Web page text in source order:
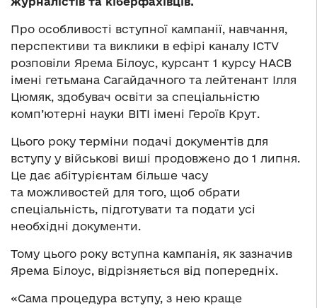
Про особливості вступної кампанії, навчання,
перспективи та виклики в ефірі каналу ICTV
розповіли Ярема Білоус, курсант 1 курсу НАСВ
імені гетьмана Сагайдачного та лейтенант Ілля
Цюмяк, здобувач освіти за спеціальністю
комп’ютерні науки ВІТІ імені Героїв Крут.
Цього року терміни подачі документів для
вступу у військові виші продовжено до 1 липня.
Це дає абітурієнтам більше часу
та можливостей для того, щоб обрати
спеціальність, підготувати та подати усі
необхідні документи.
Тому цього року вступна кампанія, як зазначив
Ярема Білоус, відрізняється від попередніх.
«Сама процедура вступу, з нею краще